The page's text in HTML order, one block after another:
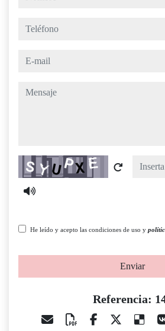
teléfono
e-mail
mensaje
Captcha
He leído y acepto las condiciones de uso y
Enviar
Referencia: